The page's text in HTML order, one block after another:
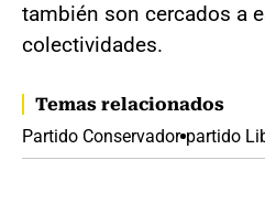
también son cercados a
colectividades.
Temas relacionados
Partido Conservador partido